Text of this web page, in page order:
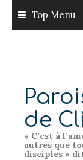
content
Top Menu
de
« C’est à
autres que
disciples »